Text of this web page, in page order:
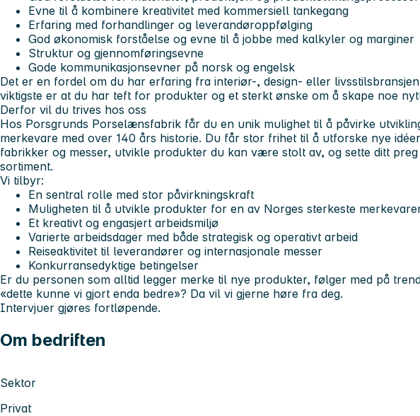
Evne til å kombinere kreativitet med kommersiell tankegang
Erfaring med forhandlinger og leverandøroppfølging
God økonomisk forståelse og evne til å jobbe med kalkyler og marginer
Struktur og gjennomføringsevne
Gode kommunikasjonsevner på norsk og engelsk
Det er en fordel om du har erfaring fra interiør-, design- eller
viktigste er at du har teft for produkter og et sterkt ønske om å skape noe
Derfor vil du trives hos oss
Hos Porsgrunds Porselænsfabrik får du en unik mulighet til å påvirke
merkevare med over 140 års historie. Du får stor frihet til å utforske nye
fabrikker og messer, utvikle produkter du kan være stolt av, og sette ditt
sortiment.
Vi tilbyr:
En sentral rolle med stor påvirkningskraft
Muligheten til å utvikle produkter for en av Norges sterkeste
Et kreativt og engasjert arbeidsmiljø
Varierte arbeidsdager med både strategisk og operativt arbeid
Reiseaktivitet til leverandører og internasjonale messer
Konkurransedyktige betingelser
Er du personen som alltid legger merke til nye produkter, følger med på
«dette kunne vi gjort enda bedre»? Da vil vi gjerne høre fra deg.
Intervjuer gjøres fortløpende.
Om bedriften
Sektor
Privat